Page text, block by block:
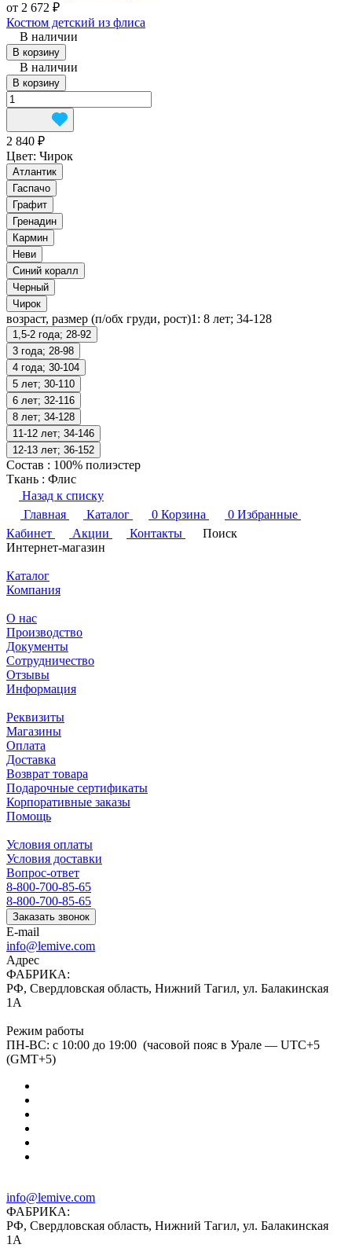
от 2 672 ₽
Костюм детский из флиса
В наличии
В корзину
В наличии
В корзину
2 840 ₽
Цвет: Чирок
Атлантик
Гаспачо
Графит
Гренадин
Кармин
Неви
Синий коралл
Черный
Чирок
возраст, размер (п/обх груди, рост)1: 8 лет; 34-128
1,5-2 года; 28-92
3 года; 28-98
4 года; 30-104
5 лет; 30-110
6 лет; 32-116
8 лет; 34-128
11-12 лет; 34-146
12-13 лет; 36-152
Состав : 100% полиэстер
Ткань : Флис
Назад к списку
Главная
Каталог 0 Корзина 0 Избранные
Кабинет
Акции Контакты
Поиск
Интернет-магазин
Каталог
Компания
О нас
Производство
Документы
Сотрудничество
Отзывы
Информация
Реквизиты
Магазины
Оплата
Доставка
Возврат товара
Подарочные сертификаты
Корпоративные заказы
Помощь
Условия оплаты
Условия доставки
Вопрос-ответ
8-800-700-85-65
8-800-700-85-65
Заказать звонок
E-mail
info@lemive.com
Адрес
ФАБРИКА:
РФ, Свердловская область, Нижний Тагил, ул. Балакинская
1А
Режим работы
ПН-ВС: с 10:00 до 19:00 (часовой пояс в Урале — UTC+5
(GMT+5)
info@lemive.com
ФАБРИКА:
РФ, Свердловская область, Нижний Тагил, ул. Балакинская
1А